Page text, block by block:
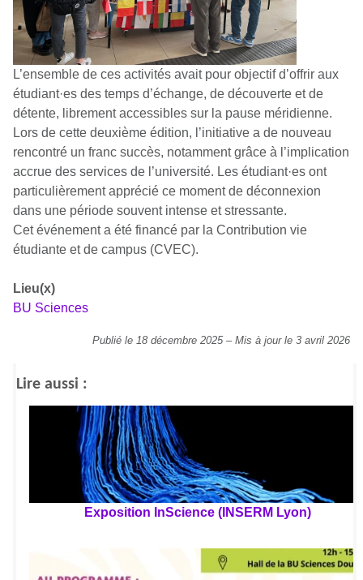
L’ensemble de ces activités avait pour objectif d’offrir aux
étudiant·es des temps d’échange, de découverte et de
détente, librement accessibles sur la pause méridienne.
Lors de cette deuxième édition, l’initiative a de nouveau
rencontré un franc succès, notamment grâce à l’implication
accrue des services de l’université. Les étudiant·es ont
particulièrement apprécié ce moment de déconnexion
dans une période souvent intense et stressante.
Cet événement a été financé par la Contribution vie
étudiante et de campus (CVEC).
Lieu(x)
BU Sciences
Publié le 18 décembre 2025 – Mis à jour le 3 avril 2026
Lire aussi :
Exposition InScience (INSERM Lyon)